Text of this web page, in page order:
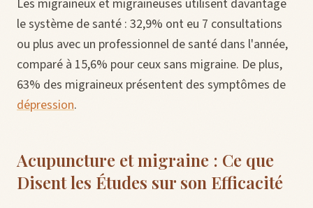
Les migraineux et migraineuses utilisent davantage
le système de santé : 32,9% ont eu 7 consultations
ou plus avec un professionnel de santé dans l'année,
comparé à 15,6% pour ceux sans migraine. De plus,
63% des migraineux présentent des symptômes de
dépression.
Acupuncture et migraine : Ce que
Disent les Études sur son Efficacité